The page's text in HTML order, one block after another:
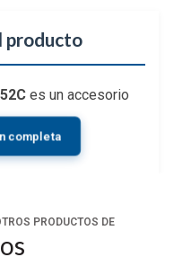
producto
es un accesorio
a tu trípode. De fácil
completa
PRODUCTOS DE